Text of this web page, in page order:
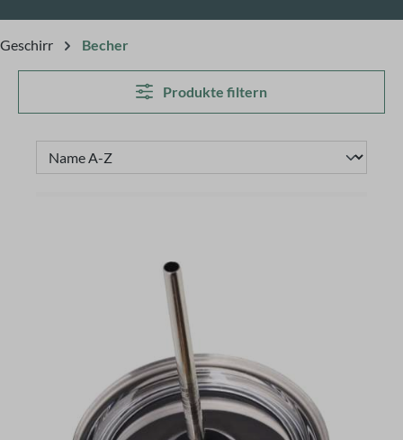
Geschirr Becher
Produkte filtern